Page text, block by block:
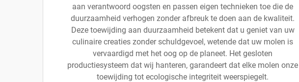
aan verantwoord oogsten en passen eigen technieken toe die de
duurzaamheid verhogen zonder afbreuk te doen aan de kwaliteit.
Deze toewijding aan duurzaamheid betekent dat u geniet van uw
culinaire creaties zonder schuldgevoel, wetende dat uw molen is
vervaardigd met het oog op de planeet. Het gesloten
productiesysteem dat wij hanteren, garandeert dat elke molen onze
toewijding tot ecologische integriteit weerspiegelt.